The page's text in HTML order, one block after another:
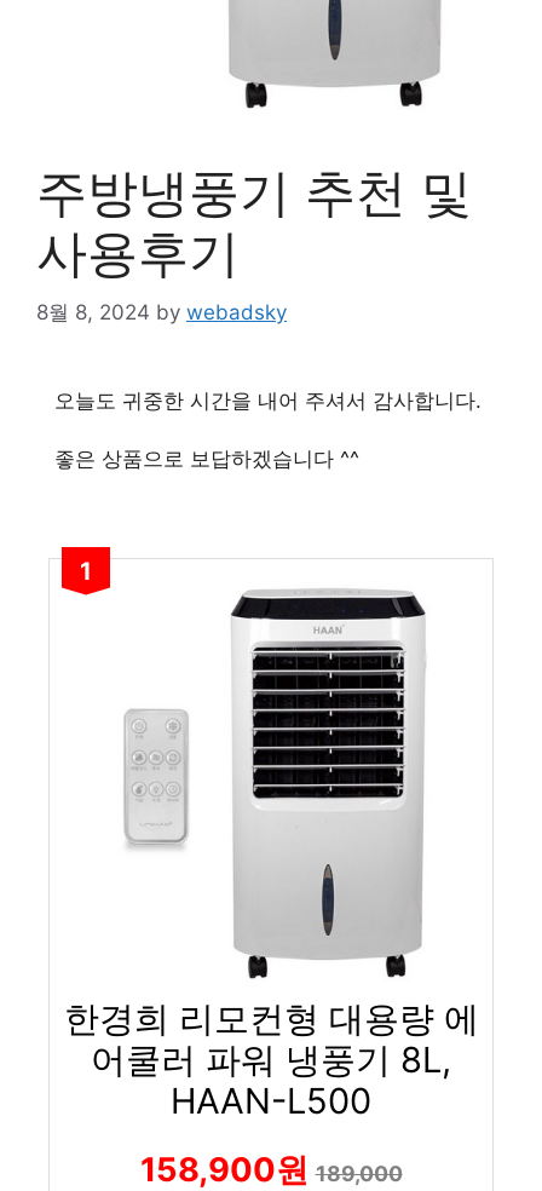
주방냉풍기 추천 및
사용후기
8월 8, 2024 by webadsky
오늘도 귀중한 시간을 내어 주셔서 감사합니다.
좋은 상품으로 보답하겠습니다 ^^
1
한경희 리모컨형 대용량 에
어쿨러 파워 냉풍기 8L,
HAAN-L500
158,900원189,000